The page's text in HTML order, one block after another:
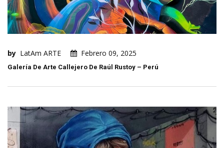
by LatAm ARTE Febrero 09, 2025
Galería De Arte Callejero De Raúl Rustoy – Perú